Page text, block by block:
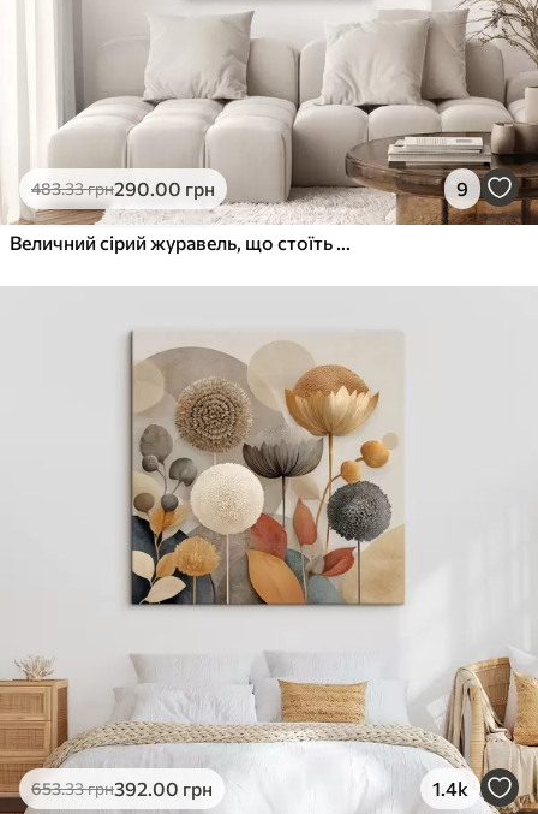
Стійкість до вицвітання
Безпечне чорнило без запаху
Поверхня з текстурою полотна
Екологічний матеріал
Еко-Преміум
Від455.00грн
✓Яскраві, насичені кольори
Поверхня з текстурою полотна
Екологічний матеріал
483.33грн290.00 грн 9
Величний сірий журавель, що стоїть перед великим повним місяцем на тлі розмитого природного фону
653.33грн392.00 грн 1.4k